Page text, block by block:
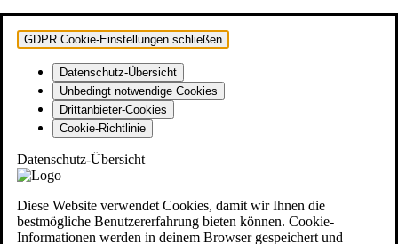
GDPR Cookie-Einstellungen schließen
Datenschutz-Übersicht
Unbedingt notwendige Cookies
Drittanbieter-Cookies
Cookie-Richtlinie
Datenschutz-Übersicht
Diese Website verwendet Cookies, damit wir Ihnen die
bestmögliche Benutzererfahrung bieten können. Cookie-
Informationen werden in deinem Browser gespeichert und